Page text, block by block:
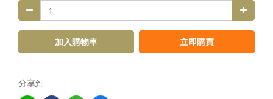
加入購物車 立即購買
分享到